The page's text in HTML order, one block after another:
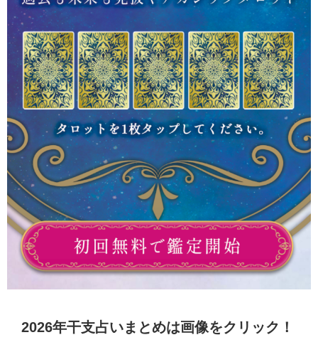
2026年干支占いまとめは画像をクリック！